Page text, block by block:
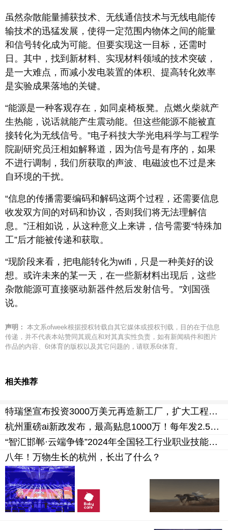
虽然杂散能量捕获技术、无线通信技术与无线电能传
输技术的迅猛发展，使得一定范围内物体之间的能量
和信号转化成为可能。但要实现这一目标，还需时
日。其中，找到新材料、实现材料领域的技术突破，
是一大难点，而减小发电装置的体积、提高转化效率
是实验成果落地的关键。
“能源是一种客观存在，如同桌椅板凳。点燃火柴就产
生热能，说话就能产生震动能。但这些能源不能被直
接转化为无线信号。”电子科技大学光电科学与工程学
院副研究员汪相如解释道，因为信号是有序的，如果
不进行调制，我们所获取的声波、电磁波也不过是来
自环境的干扰。
“信息的传播需要编码和解码这两个过程，还需要信息
收发双方间的对码和协议，否则我们将无法理解信
息。”汪相如说，从这种意义上来讲，信号需要“特殊加
工”后才能被传递和获取。
“现阶段来看，把电能转化为wifi，只是一种美好的设
想。或许未来的某一天，在一些新材料出现后，这些
杂散能源可直接驱动新器件然后发射信号。”刘国强
说。
声明： 本文系ofweek根据授权转载自其它媒体或授权刊载，目的在于信息
传递，并不代表本站赞同其观点和对其真实性负责，如有新闻稿件和图片
作品的内容、6t体育的版权以及其它问题的，请联系6t体育。
相关推荐
特瑞堡宣布投资3000万美元再造新工厂，扩大工程涂层织物产能助力可持续发展
杭州重磅ai新政发布，最高贴息1000万！每年发2.5亿元算力券
“智汇邯郸·云端争锋”2024年全国轻工行业职业技能竞赛--互联网营销师赛项拉开序幕
八年！万物生长的杭州，长出了什么？